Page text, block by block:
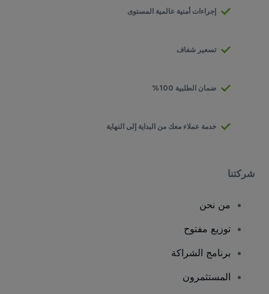
إجراءات أمنية عالمية المستوى
تسعير شفاف
ضمان الطلبية 100%
خدمة عملاء معك من البداية إلى النهاية
شركتنا
من نحن
توزيع مفتوح
برنامج الشراكة
المستثمرون